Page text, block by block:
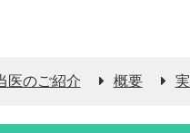
医のご紹介 概要